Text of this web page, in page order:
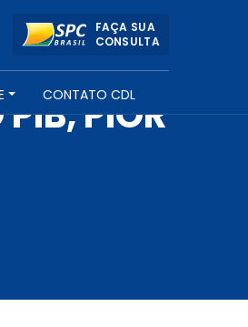
FAÇA SUA
CONSULTA
CONTATO CDL
PIOR